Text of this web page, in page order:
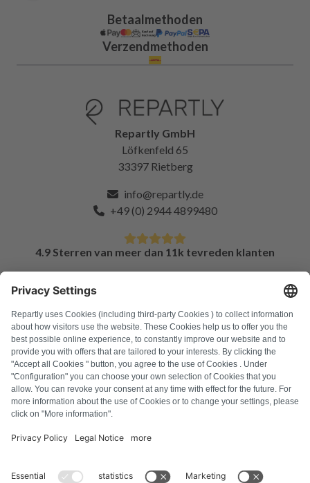
Betaalmethoden
Verzendmethoden
Repartly GmbH
Löfkenfeld 65
33397 Rietberg
info@repartly.de
+49 (0) 2944 4899480
4.9 Sterren van meer dan 11k tevreden klanten
FAQ
Alle foutcodes
Over ons
Druk op
Cookiebeleid